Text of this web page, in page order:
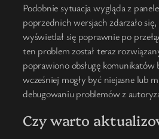
Podobnie sytuacja wygląda z
poprzednich wersjach zdarzało
wyświetlał się poprawnie po
ten problem został teraz
poprawiono obsługę komunikatów
wcześniej mogły być niejasne lub
debugowaniu problemów z
Czy warto